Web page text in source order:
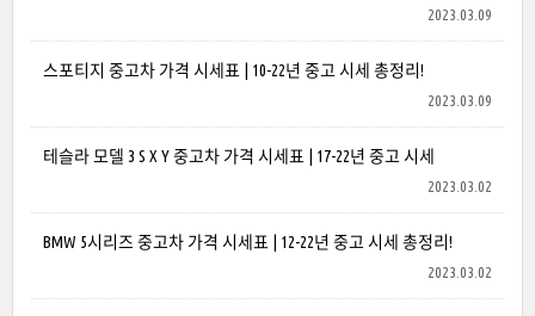
2023.03.09
스포티지 중고차 가격 시세표 | 10-22년 중고 시세 총정리!
2023.03.09
테슬라 모델 3 S X Y 중고차 가격 시세표 | 17-22년 중고 시세
2023.03.02
BMW 5시리즈 중고차 가격 시세표 | 12-22년 중고 시세 총정리!
2023.03.02